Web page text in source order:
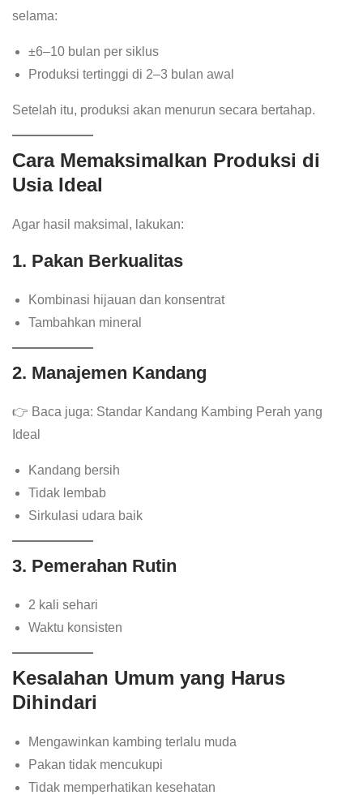
selama:
±6–10 bulan per siklus
Produksi tertinggi di 2–3 bulan awal
Setelah itu, produksi akan menurun secara bertahap.
Cara Memaksimalkan Produksi di
Usia Ideal
Agar hasil maksimal, lakukan:
1. Pakan Berkualitas
Kombinasi hijauan dan konsentrat
Tambahkan mineral
2. Manajemen Kandang
👉 Baca juga: Standar Kandang Kambing Perah yang
Ideal
Kandang bersih
Tidak lembab
Sirkulasi udara baik
3. Pemerahan Rutin
2 kali sehari
Waktu konsisten
Kesalahan Umum yang Harus
Dihindari
Mengawinkan kambing terlalu muda
Pakan tidak mencukupi
Tidak memperhatikan kesehatan